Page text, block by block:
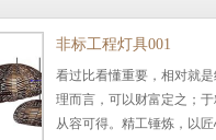
非标工程灯具001
看过比看懂重要，相对就
理而言，可以财富定之；
从容可得。精工锤炼，以